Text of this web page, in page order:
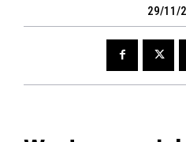
29/11/